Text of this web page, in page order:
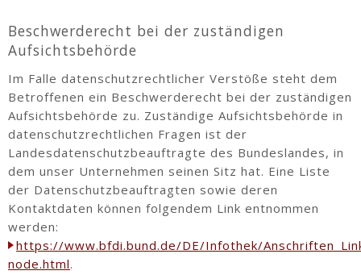
Beschwerderecht bei der zuständigen
Aufsichtsbehörde
Im Falle datenschutzrechtlicher Verstöße steht dem
Betroffenen ein Beschwerderecht bei der zuständigen
Aufsichtsbehörde zu. Zuständige Aufsichtsbehörde in
datenschutzrechtlichen Fragen ist der
Landesdatenschutzbeauftragte des Bundeslandes, in
dem unser Unternehmen seinen Sitz hat. Eine Liste
der Datenschutzbeauftragten sowie deren
Kontaktdaten können folgendem Link entnommen
werden:
https://www.bfdi.bund.de/DE/Infothek/
node.html.